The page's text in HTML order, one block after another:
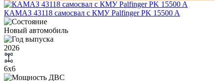
КАМАЗ 43118 самосвал с КМУ Palfinger PK 15500 A
Новый автомобиль
2026
6х6